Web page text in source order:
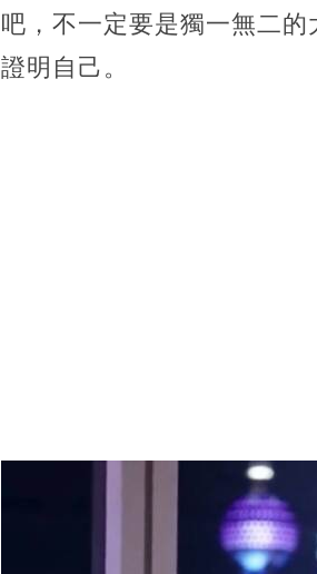
吧，不一定要是獨一無二
證明自己。